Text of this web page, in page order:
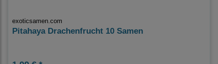
exoticsamen.com
Pitahaya Drachenfrucht 10 Samen